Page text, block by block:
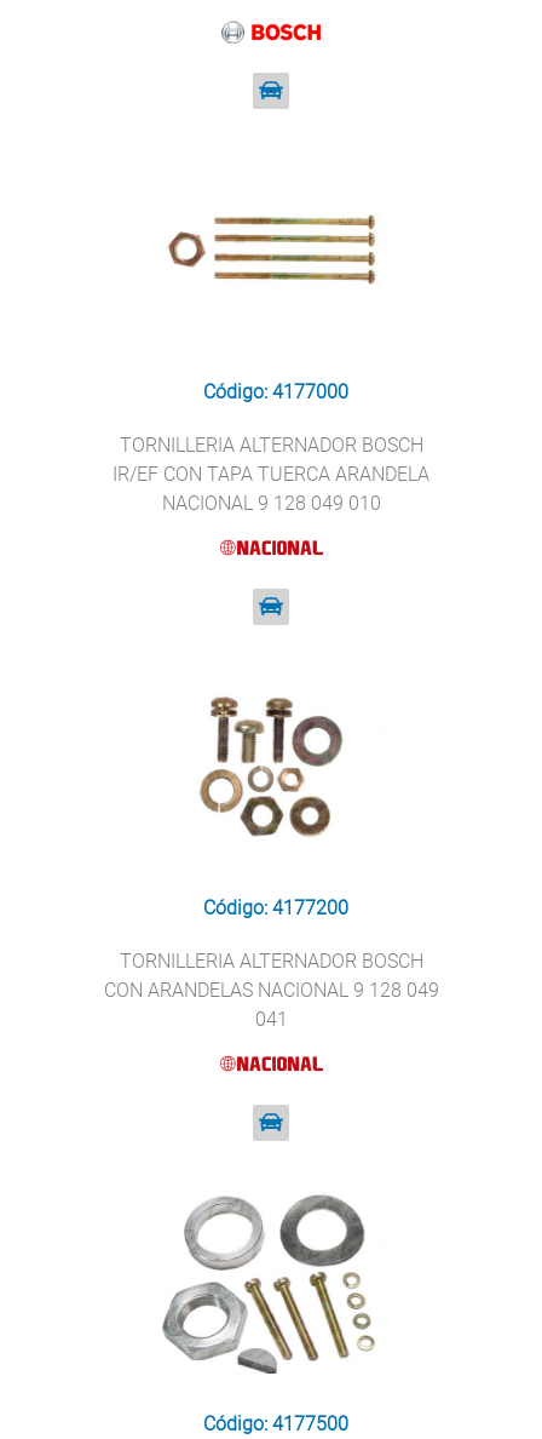
Código: 4177000
TORNILLERIA ALTERNADOR BOSCH
IR/EF CON TAPA TUERCA ARANDELA
NACIONAL 9 128 049 010
Código: 4177200
TORNILLERIA ALTERNADOR BOSCH
CON ARANDELAS NACIONAL 9 128 049
041
Código: 4177500